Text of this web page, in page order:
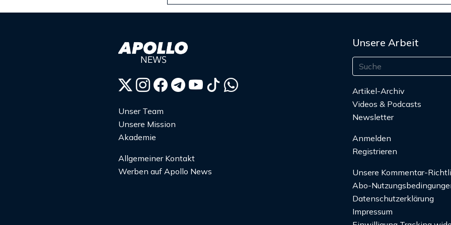
Unser Team
Unsere Mission
Akademie
Allgemeiner Kontakt
Werben auf Apollo News
Unsere Arbeit
Artikel-Archiv
Videos & Podcasts
Newsletter
Anmelden
Registrieren
Unsere Kommentar-
Abo-
Datenschutzerklärung
Impressum